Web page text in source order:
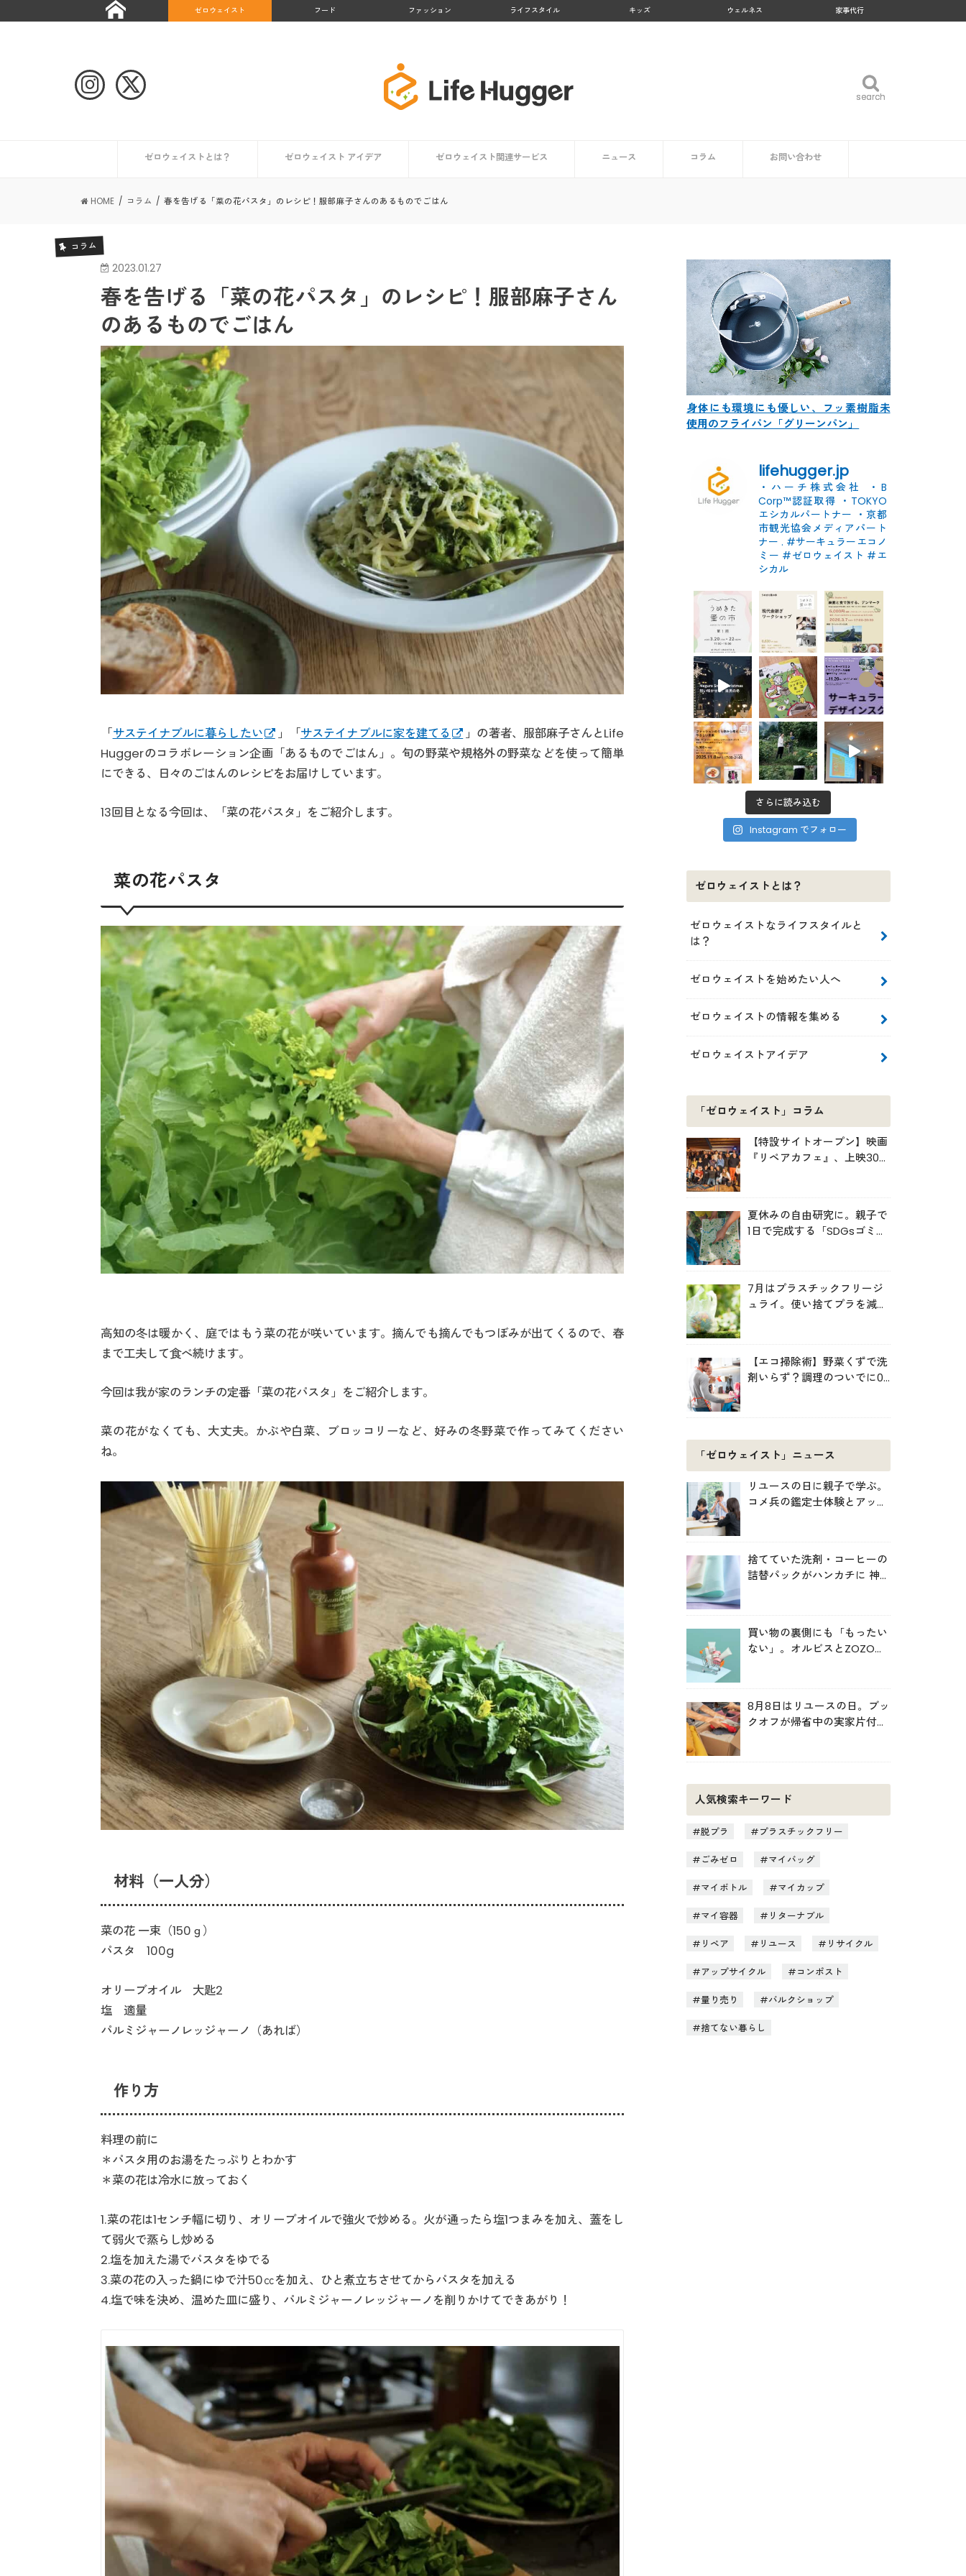
ゼロウェイスト フード ファッション ライフスタイル キッズ ウェルネス 家事代行
search
search
ゼロウェイストとは？
言
ゼロウェイスト アイデア ゼロウェイスト関連サービス ニュース コラム お問い合わせ
HOME コラム 春を告げる「菜の花パスタ」のレシピ！服部麻子さんのあるものでごはん
コラム
2023.01.27
春を告げる「菜の花パスタ」のレシピ！服部麻子さん
のあるものでごはん
「サステイナブルに暮らしたい 」「サステイナブルに家を建てる
」の著者、服部麻子さんとLife
Huggerのコラボレーション企画「あるものでごはん」。旬の野菜や規格外の野菜などを使って簡単
にできる、日々のごはんのレシピをお届けしています。
13回目となる今回は、「菜の花パスタ」をご紹介します。
菜の花パスタ
高知の冬は暖かく、庭ではもう菜の花が咲いています。摘んでも摘んでもつぼみが出てくるので、春
まで工夫して食べ続けます。
今回は我が家のランチの定番「菜の花パスタ」をご紹介します。
菜の花がなくても、大丈夫。かぶや白菜、ブロッコリーなど、好みの冬野菜で作ってみてください
ね。
材料（一人分）
菜の花 一束（150ｇ）
パスタ 100g
オリーブオイル 大匙2
塩 適量
パルミジャーノレッジャーノ（あれば）
作り方
料理の前に
＊パスタ用のお湯をたっぷりとわかす
＊菜の花は冷水に放っておく
1.菜の花は1センチ幅に切り、オリーブオイルで強火で炒める。火が通ったら塩1つまみを加え、蓋をし
て弱火で蒸らし炒める
2.塩を加えた湯でパスタをゆでる
3.菜の花の入った鍋にゆで汁50㏄を加え、ひと煮立ちさせてからパスタを加える
4.塩で味を決め、温めた皿に盛り、パルミジャーノレッジャーノを削りかけてできあがり！
身体にも環境にも優しい、フッ素樹脂未
使用のフライパン「グリーンパン」
lifehugger.jp
・ハーチ株式会社
・B
Corp™認証取得 ・TOKYO
エシカルパートナー ・京都
市観光協会メディアパート
ナー . #サーキュラーエコノ
ミー #ゼロウェイスト #エ
シカル
さらに読み込む
Instagram でフォロー
ゼロウェイストとは？
ゼロウェイストなライフスタイルと
は？
ゼロウェイストを始めたい人へ
ゼロウェイストの情報を集める
ゼロウェイストアイデア
「ゼロウェイスト」コラム
【特設サイトオープン】映画
『リペアカフェ』、上映300
夏休みの自由研究に。親子で
1日で完成する「SDGsゴミ・
7月はプラスチックフリージ
ュライ。使い捨てプラを減ら
【エコ掃除術】野菜くずで洗
剤いらず？調理のついでに0
「ゼロウェイスト」ニュース
リユースの日に親子で学ぶ。
コメ兵の鑑定士体験とアップ
捨てていた洗剤・コーヒーの
詰替パックがハンカチに 神
買い物の裏側にも「もったい
ない」。オルビスとZOZOが
8月8日はリユースの日。ブッ
クオフが帰省中の実家片付け
人気検索キーワード
脱プラ プラスチックフリー
ごみゼロ マイバッグ
マイボトル マイカップ
マイ容器 リターナブル
リペア リユース リサイクル
アップサイクル コンポスト
量り売り バルクショップ
捨てない暮らし